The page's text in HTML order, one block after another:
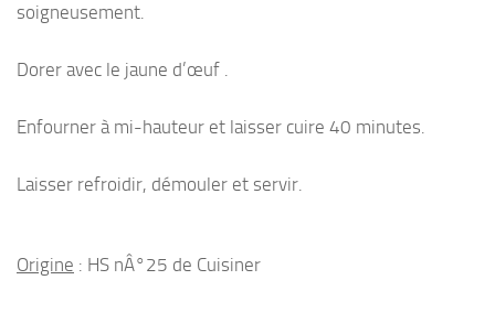
soigneusement.
Dorer avec le jaune d’œuf .
Enfourner à mi-hauteur et laisser cuire 40 minutes.
Laisser refroidir, démouler et servir.
Origine : HS nÂ°25 de Cuisiner